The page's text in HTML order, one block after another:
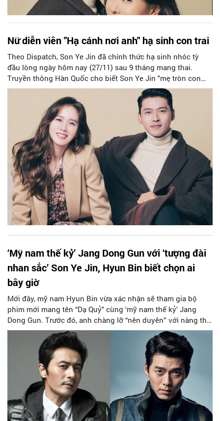
Nữ diễn viên "Hạ cánh nơi anh" hạ sinh con trai
Theo Dispatch, Son Ye Jin đã chính thức hạ sinh nhóc tỳ
đầu lòng ngày hôm nay (27/11) sau 9 tháng mang thai.
Truyền thông Hàn Quốc cho biết Son Ye Jin "mẹ tròn con
vuông".
‘Mỹ nam thế kỷ’ Jang Dong Gun với ‘tượng đài
nhan sắc’ Son Ye Jin, Hyun Bin biết chọn ai
bây giờ
Mới đây, mỹ nam Hyun Bin vừa xác nhận sẽ tham gia bộ
phim mới mang tên “Dạ Quỷ" cùng ‘mỹ nam thế kỷ’ Jang
Dong Gun. Trước đó, anh chàng lỡ “nên duyên” với nàng thơ
Son Ye Jin trong bộ phim sắp khởi quay.